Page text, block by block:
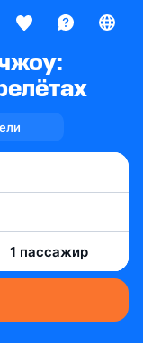
1 пассажир